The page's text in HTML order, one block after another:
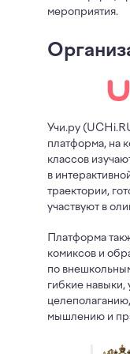
мероприятия.
Учи.ру
платформа, на
классов
в
траектории,
участвуют в
Платформа
комиксов и
по
гибкие
мышлению и